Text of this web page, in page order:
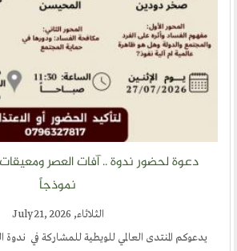
دعوة لحضور ندوة .. آفات العصر ومعيقات
نموذجاً
الثلاثاء, July 21, 2026
يدعوكم المنتدى العالمي للويطية للمشاركة في